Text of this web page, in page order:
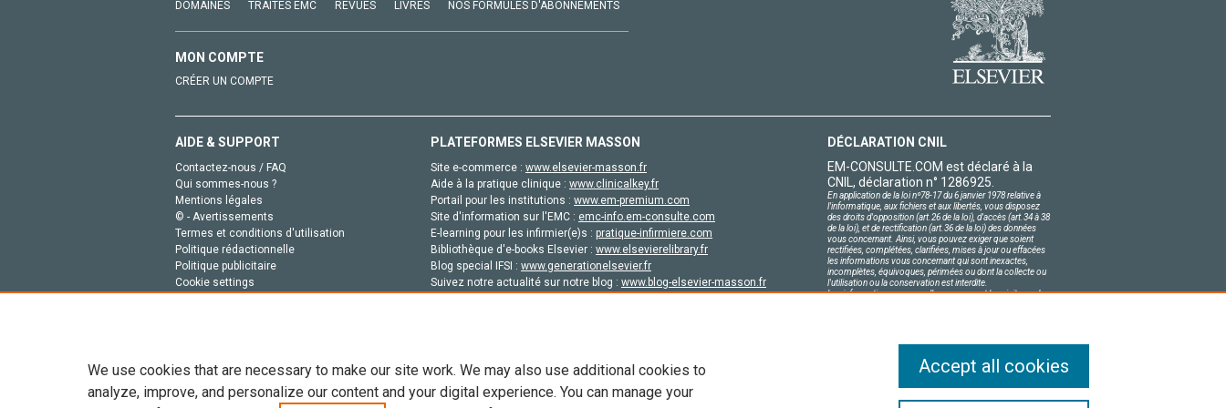
DOMAINES TRAITÉS EMC REVUES LIVRES NOS FORMULES D'ABONNEMENTS
MON COMPTE
CRÉER UN COMPTE
AIDE & SUPPORT
Contactez-nous / FAQ
Qui sommes-nous ?
Mentions légales
© - Avertissements
Termes et conditions d'utilisation
Politique rédactionnelle
Politique publicitaire
Cookie settings
PLATEFORMES ELSEVIER MASSON
Site e-commerce : www.elsevier-masson.fr
Aide à la pratique clinique : www.clinicalkey.fr
Portail pour les institutions : www.em-premium.com
Site d'information sur l'EMC : emc-info.em-consulte.com
E-learning pour les infirmier(e)s : pratique-infirmiere.com
Bibliothèque d'e-books Elsevier : www.elsevierelibrary.fr
Blog special IFSI : www.generationelsevier.fr
Suivez notre actualité sur notre blog : www.blog-elsevier-masson.fr
DÉCLARATION CNIL
EM-CONSULTE.COM est déclaré à la
CNIL, déclaration n° 1286925.
En application de la loi nº78-17 du 6 janvier 1978 relative à
l'informatique, aux fichiers et aux libertés, vous disposez
des droits d'opposition (art.26 de la loi), d'accès (art.34 à 38
de la loi), et de rectification (art.36 de la loi) des données
vous concernant. Ainsi, vous pouvez exiger que soient
rectifiées, complétées, clarifiées, mises à jour ou effacées
les informations vous concernant qui sont inexactes,
incomplètes, équivoques, périmées ou dont la collecte ou
l'utilisation ou la conservation est interdite.
Les informations personnelles concernant les visiteurs de
We use cookies that are necessary to make our site work. We may also use additional cookies to
analyze, improve, and personalize our content and your digital experience. You can manage your
Accept all cookies